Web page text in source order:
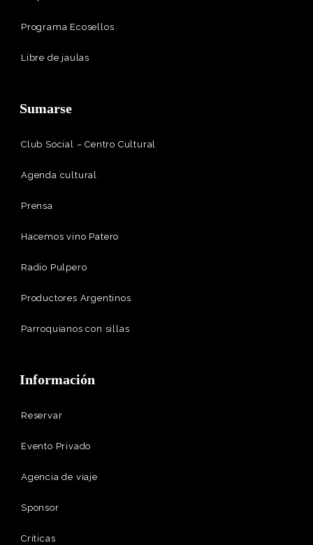
Programa Ecosellos
Libre de jaulas
Sumarse
Club Social – Centro Cultural
Agenda cultural
Prensa
Hacemos vino Patero
Radio Pulpero
Productores Argentinos
Parroquianos con sillas
Información
Reservar
Evento Privado
Agencia de viaje
Sponsor
Criticas